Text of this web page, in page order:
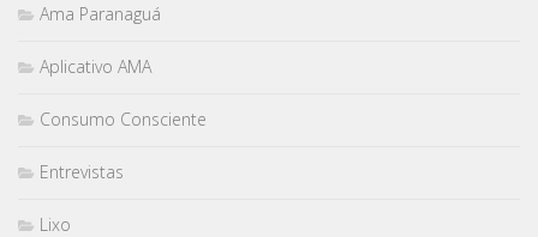
Ama Paranaguá
Aplicativo AMA
Consumo Consciente
Entrevistas
Lixo